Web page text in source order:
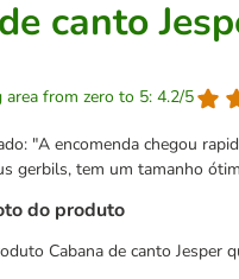
canto
from zero to 5: 4.2/5
"A encomenda chegou
gerbils, tem um tamanho
do produto
Cabana de canto Jesper